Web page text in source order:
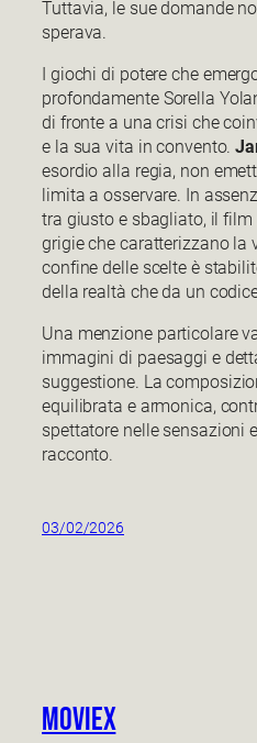
Tuttavia, le sue domande
sperava.
I giochi di potere che
profondamente Sorella
di fronte a una crisi che
e la sua vita in convento.
esordio alla regia, non
limita a osservare. In
tra giusto e sbagliato, il film
grigie che caratterizzano la
confine delle scelte è
della realtà che da un
Una menzione particolare
immagini di paesaggi e
suggestione. La
equilibrata e armonica,
spettatore nelle sensazioni
racconto.
03/02/2026
Moviex